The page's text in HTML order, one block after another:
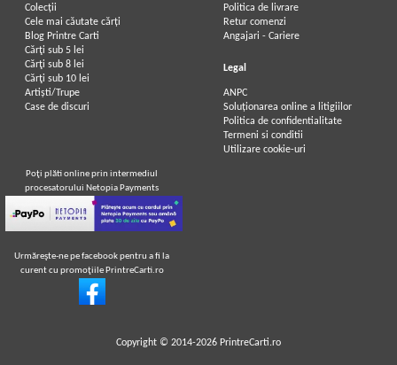
Colecții
Cele mai căutate cărți
Blog Printre Carti
Cărţi sub 5 lei
Cărţi sub 8 lei
Cărţi sub 10 lei
Artiști/Trupe
Case de discuri
Politica de livrare
Retur comenzi
Angajari - Cariere
Legal
ANPC
Soluționarea online a litigiilor
Politica de confidentialitate
Termeni si conditii
Utilizare cookie-uri
Poţi plăti online prin intermediul
procesatorului Netopia Payments
Urmăreşte-ne pe facebook pentru a fi la
curent cu promoţiile PrintreCarti.ro
Copyright © 2014-2026 PrintreCarti.ro